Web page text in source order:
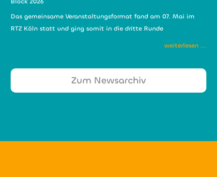
Das gemeinsame Veranstaltungsformat fand am 07. Mai im
RTZ Köln statt und ging somit in die dritte Runde
weiterlesen ...
Zum Newsarchiv